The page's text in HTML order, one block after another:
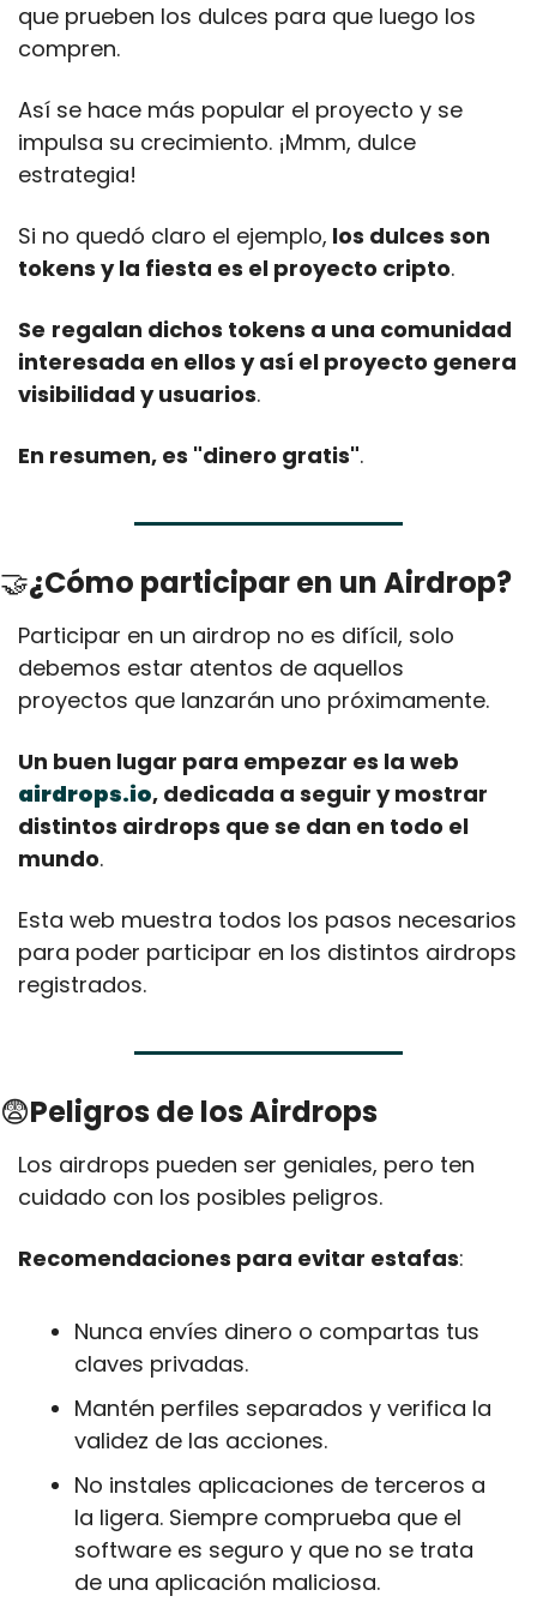
que prueben los dulces para que luego los
compren.
Así se hace más popular el proyecto y se
impulsa su crecimiento. ¡Mmm, dulce
estrategia!
Si no quedó claro el ejemplo, los dulces son
tokens y la fiesta es el proyecto cripto.
Se regalan dichos tokens a una comunidad
interesada en ellos y así el proyecto genera
visibilidad y usuarios.
En resumen, es "dinero gratis".
🤝¿Cómo participar en un Airdrop?
Participar en un airdrop no es difícil, solo
debemos estar atentos de aquellos
proyectos que lanzarán uno próximamente.
airdrops.io, dedicada a seguir y mostrar
distintos airdrops que se dan en todo el
mundo.
Esta web muestra todos los pasos necesarios
para poder participar en los distintos airdrops
registrados.
😨Peligros de los Airdrops
Los airdrops pueden ser geniales, pero ten
cuidado con los posibles peligros.
Recomendaciones para evitar estafas:
Nunca envíes dinero o compartas tus
claves privadas.
Mantén perfiles separados y verifica la
validez de las acciones.
No instales aplicaciones de terceros a
la ligera. Siempre comprueba que el
software es seguro y que no se trata
de una aplicación maliciosa.